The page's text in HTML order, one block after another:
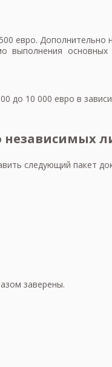
евро.
до 10 000 евро в
независимых
следующий пакет
заверены.